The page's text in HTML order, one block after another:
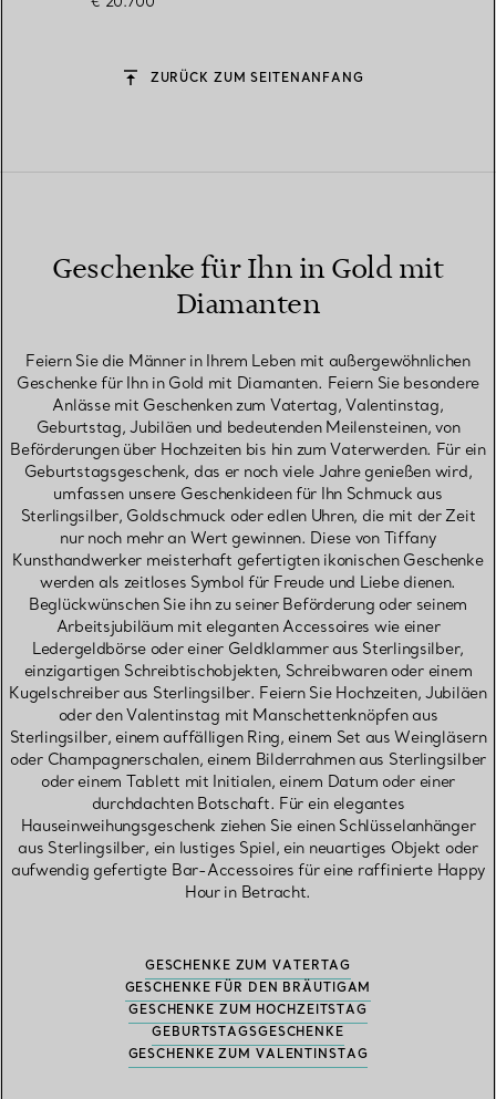
ZURÜCK ZUM SEITENANFANG
Geschenke für Ihn in Gold mit
Diamanten
Feiern Sie die Männer in Ihrem Leben mit außergewöhnlichen
Geschenke für Ihn in Gold mit Diamanten. Feiern Sie besondere
Anlässe mit Geschenken zum Vatertag, Valentinstag,
Geburtstag, Jubiläen und bedeutenden Meilensteinen, von
Beförderungen über Hochzeiten bis hin zum Vaterwerden. Für ein
Geburtstagsgeschenk, das er noch viele Jahre genießen wird,
umfassen unsere Geschenkideen für Ihn Schmuck aus
Sterlingsilber, Goldschmuck oder edlen Uhren, die mit der Zeit
nur noch mehr an Wert gewinnen. Diese von Tiffany
Kunsthandwerker meisterhaft gefertigten ikonischen Geschenke
werden als zeitloses Symbol für Freude und Liebe dienen.
Beglückwünschen Sie ihn zu seiner Beförderung oder seinem
Arbeitsjubiläum mit eleganten Accessoires wie einer
Ledergeldbörse oder einer Geldklammer aus Sterlingsilber,
einzigartigen Schreibtischobjekten, Schreibwaren oder einem
Kugelschreiber aus Sterlingsilber. Feiern Sie Hochzeiten, Jubiläen
oder den Valentinstag mit Manschettenknöpfen aus
Sterlingsilber, einem auffälligen Ring, einem Set aus Weingläsern
oder Champagnerschalen, einem Bilderrahmen aus Sterlingsilber
oder einem Tablett mit Initialen, einem Datum oder einer
durchdachten Botschaft. Für ein elegantes
Hauseinweihungsgeschenk ziehen Sie einen Schlüsselanhänger
aus Sterlingsilber, ein lustiges Spiel, ein neuartiges Objekt oder
aufwendig gefertigte Bar-Accessoires für eine raffinierte Happy
Hour in Betracht.
GESCHENKE ZUM VATERTAG
GESCHENKE FÜR DEN BRÄUTIGAM
GESCHENKE ZUM HOCHZEITSTAG
GEBURTSTAGSGESCHENKE
GESCHENKE ZUM VALENTINSTAG